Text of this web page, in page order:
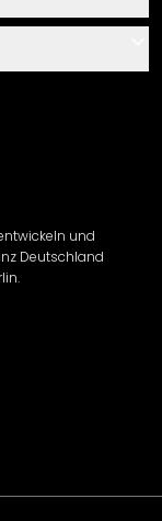
und
Deutschland